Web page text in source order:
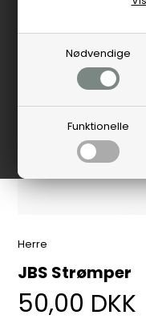
Nødvendige
Funktionelle
Herre
JBS Strømper
50,00 DKK